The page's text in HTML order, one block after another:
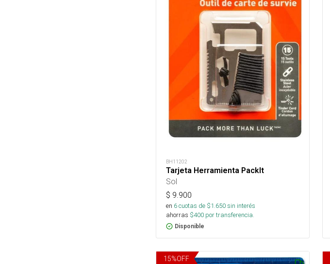
BH11202
Tarjeta Herramienta Packlt
Sol
$ 9.900
en 6cuotas de $1.650sin interés
ahorras $400 por transferencia.
Disponible
15%OFF